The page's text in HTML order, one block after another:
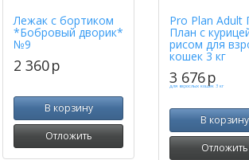
Лежак с бортиком
*Бобровый дворик*
№9
2 360p
В корзину
Отложить
Pro Plan Adult
План с
рисом для
кошек 3 кг
3 676p
В корзину
Отложить